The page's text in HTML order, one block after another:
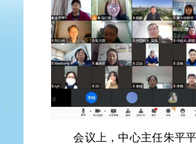
会议上，中心主任朱平平